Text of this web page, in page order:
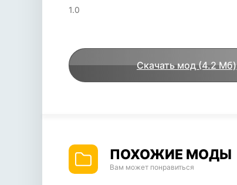
1.0
Скачать мод (4.2 Мб)
ПОХОЖИЕ МОДЫ
Вам может понравиться